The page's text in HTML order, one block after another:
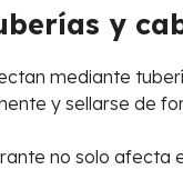
y
mediante
y sellarse de
no solo afecta